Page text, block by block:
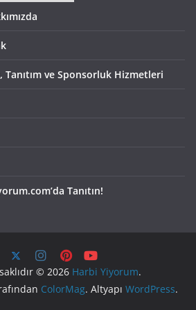
ve Sponsorluk Hizmetleri
Tanıtın!
© 2026 Harbi Yiyorum.
ColorMag. Altyapı WordPress.